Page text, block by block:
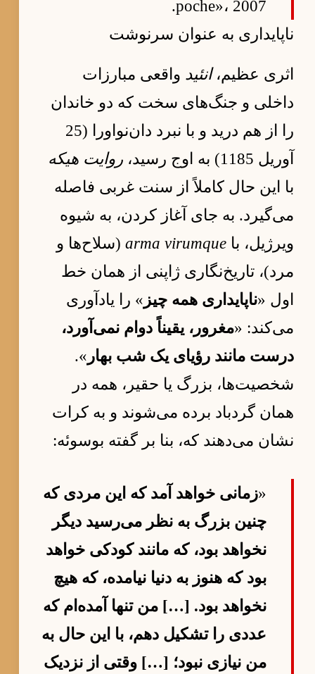
poche»، 2007.
ناپایداری به عنوان سرنوشت
اثری عظیم،انئید واقعی مبارزات
داخلی و جنگ‌های سخت که دو خاندان
را از هم درید و با نبرد دان‌نو‌اورا (25
آوریل 1185) به اوج رسید،
روایت هیکه
با این حال کاملاً از سنت غربی فاصله
می‌گیرد. به جای آغاز کردن، به شیوه
ویرژیل، با arma virumque (سلاح‌ها و
مرد)، تاریخ‌نگاری ژاپنی از همان خط
اول «ناپایداری همه چیز » را یادآوری
می‌کند: «مغرور، یقیناً دوام نمی‌آورد،
درست مانند رؤیای یک شب بهار ».
شخصیت‌ها، بزرگ یا حقیر، همه در
همان گردباد برده می‌شوند و به کرات
نشان می‌دهند که، بنا بر گفته بوسوئه:
«زمانی خواهد آمد که این مردی که
چنین بزرگ به نظر می‌رسید دیگر
نخواهد بود، که مانند کودکی خواهد
بود که هنوز به دنیا نیامده، که هیچ
نخواهد بود. […] من تنها آمده‌ام که
عددی را تشکیل دهم، با این حال به
من نیازی نبود؛ […] وقتی از نزدیک